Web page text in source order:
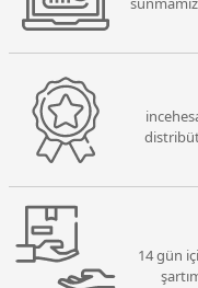
14 gün